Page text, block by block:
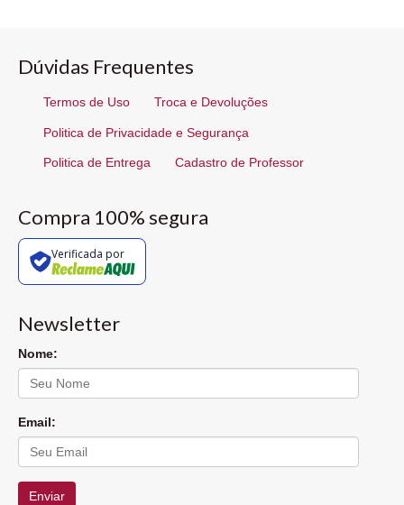
Dúvidas Frequentes
Termos de Uso Troca e Devoluções
Politica de Privacidade e Segurança
Politica de Entrega Cadastro de Professor
Compra 100% segura
Verificada por
Newsletter
Nome:
Email:
Enviar